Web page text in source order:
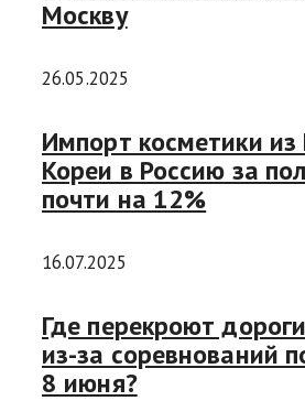
Москву
26.05.2025
Импорт косметики
Кореи в Россию за
почти на 12%
16.07.2025
Где перекроют
из-за соревнований
8 июня?